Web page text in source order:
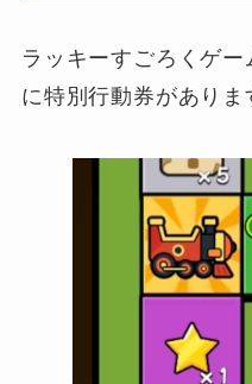
ラッキーすごろくゲ
に特別行動券がありま